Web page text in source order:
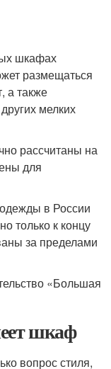
шкафах
размещаться
а также
мелких
рассчитаны на
для
в России
только к концу
за пределами
«Большая
шкаф
вопрос стиля,